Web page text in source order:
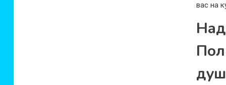
вас на